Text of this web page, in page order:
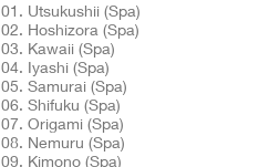
01. Utsukushii (Spa)
02. Hoshizora (Spa)
03. Kawaii (Spa)
04. Iyashi (Spa)
05. Samurai (Spa)
06. Shifuku (Spa)
07. Origami (Spa)
08. Nemuru (Spa)
09. Kimono (Spa)